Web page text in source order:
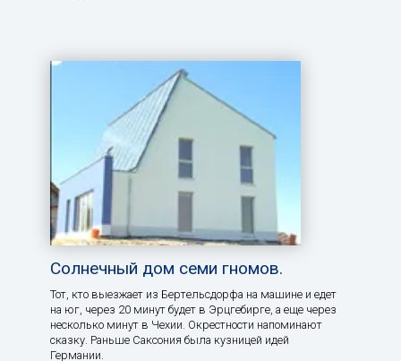
Солнечный дом семи гномов.
Тот, кто выезжает из Бертельсдорфа на машине и едет
на юг, через 20 минут будет в Эрцгебирге, а еще через
несколько минут в Чехии. Окрестности напоминают
сказку. Раньше Саксония была кузницей идей
Германии.